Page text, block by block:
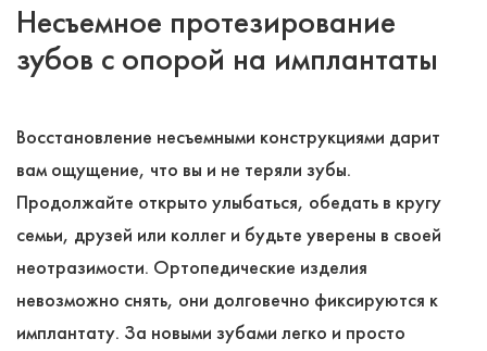
Несъемное протезирование
зубов с опорой на имплантаты
Восстановление несъемными конструкциями дарит
вам ощущение, что вы и не теряли зубы.
Продолжайте открыто улыбаться, обедать в кругу
семьи, друзей или коллег и будьте уверены в своей
неотразимости. Ортопедические изделия
невозможно снять, они долговечно фиксируются к
имплантату. За новыми зубами легко и просто